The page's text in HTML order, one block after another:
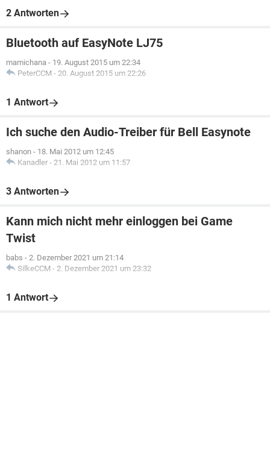
2 Antworten
Bluetooth auf EasyNote LJ75
mamichana - 19. August 2015 um 22:34
PeterCCM - 20. August 2015 um 22:26
1 Antwort
Ich suche den Audio-Treiber für Bell Easynote
shanon - 18. Mai 2012 um 12:45
Kanadler - 21. Mai 2012 um 11:57
3 Antworten
Kann mich nicht mehr einloggen bei Game
Twist
babs - 2. Dezember 2021 um 21:14
SilkeCCM - 2. Dezember 2021 um 23:32
1 Antwort